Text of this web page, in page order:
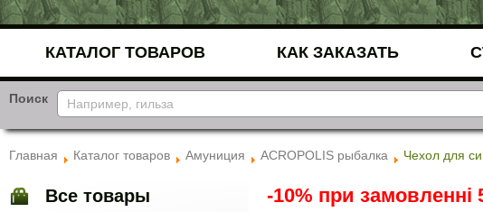
КАТАЛОГ ТОВАРОВ КАК ЗАКАЗАТЬ
Поиск
Главная Каталог товаров Амуниция ACROPOLIS рыбалка Чехол для
Все товары -10% при замовленні